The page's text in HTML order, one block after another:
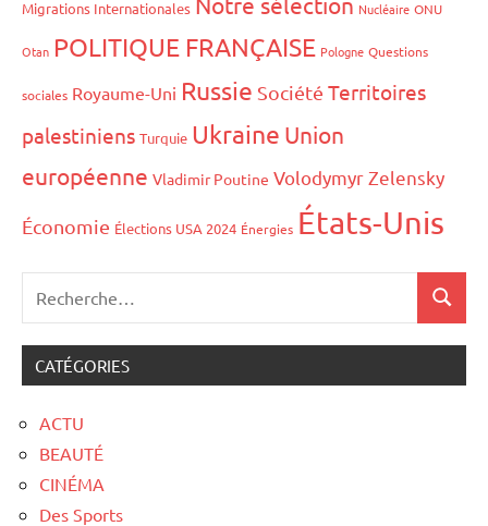
Migrations Internationales Nucléaire ONU
Otan POLITIQUE FRANÇAISE Pologne Questions
sociales Royaume-Uni Russie Société Territoires
palestiniens Turquie Ukraine Union
européenne Vladimir Poutine Volodymyr Zelensky
Économie Élections USA 2024 Énergies États-Unis
CATÉGORIES
ACTU
BEAUTÉ
CINÉMA
Des Sports